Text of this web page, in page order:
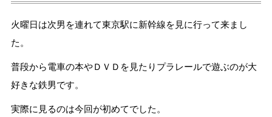
火曜日は次男を連れて東京駅に新幹線を見に行って来まし
た。
普段から電車の本やＤＶＤを見たりプラレールで遊ぶのが大
好きな鉄男です。
実際に見るのは今回が初めてでした。